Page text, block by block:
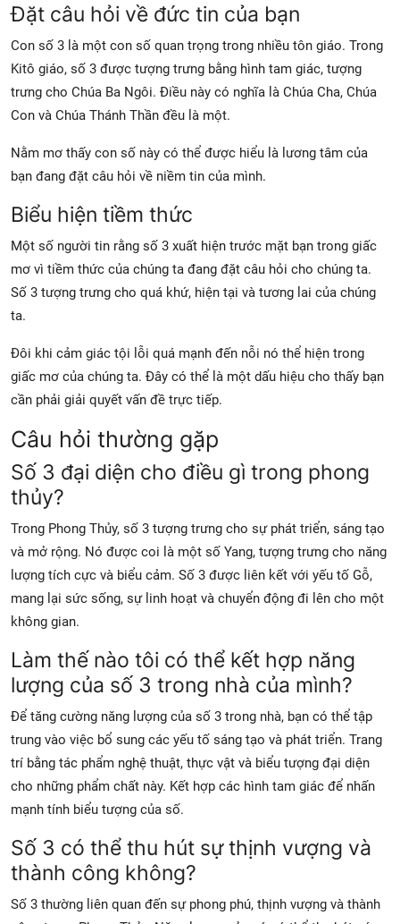
Đặt câu hỏi về đức tin của bạn
Con số 3 là một con số quan trọng trong nhiều tôn giáo. Trong
Kitô giáo, số 3 được tượng trưng bằng hình tam giác, tượng
trưng cho Chúa Ba Ngôi. Điều này có nghĩa là Chúa Cha, Chúa
Con và Chúa Thánh Thần đều là một.
Nằm mơ thấy con số này có thể được hiểu là lương tâm của
bạn đang đặt câu hỏi về niềm tin của mình.
Biểu hiện tiềm thức
Một số người tin rằng số 3 xuất hiện trước mặt bạn trong giấc
mơ vì tiềm thức của chúng ta đang đặt câu hỏi cho chúng ta.
Số 3 tượng trưng cho quá khứ, hiện tại và tương lai của chúng
ta.
Đôi khi cảm giác tội lỗi quá mạnh đến nỗi nó thể hiện trong
giấc mơ của chúng ta. Đây có thể là một dấu hiệu cho thấy bạn
cần phải giải quyết vấn đề trực tiếp.
Câu hỏi thường gặp
Số 3 đại diện cho điều gì trong phong
thủy?
Trong Phong Thủy, số 3 tượng trưng cho sự phát triển, sáng tạo
và mở rộng. Nó được coi là một số Yang, tượng trưng cho năng
lượng tích cực và biểu cảm. Số 3 được liên kết với yếu tố Gỗ,
mang lại sức sống, sự linh hoạt và chuyển động đi lên cho một
không gian.
Làm thế nào tôi có thể kết hợp năng
lượng của số 3 trong nhà của mình?
Để tăng cường năng lượng của số 3 trong nhà, bạn có thể tập
trung vào việc bổ sung các yếu tố sáng tạo và phát triển. Trang
trí bằng tác phẩm nghệ thuật, thực vật và biểu tượng đại diện
cho những phẩm chất này. Kết hợp các hình tam giác để nhấn
mạnh tính biểu tượng của số.
Số 3 có thể thu hút sự thịnh vượng và
thành công không?
Số 3 thường liên quan đến sự phong phú, thịnh vượng và thành